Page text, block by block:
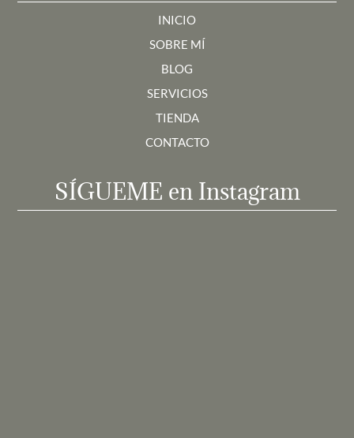
INICIO
SOBRE MÍ
BLOG
SERVICIOS
TIENDA
CONTACTO
SÍGUEME en Instagram